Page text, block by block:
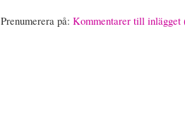
Prenumerera på: Kommentarer till inlägget